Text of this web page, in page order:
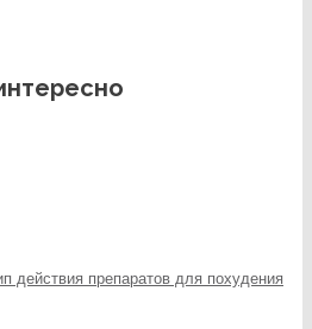
действия препаратов для похудения